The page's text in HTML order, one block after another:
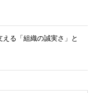
る「組織の誠実さ」と